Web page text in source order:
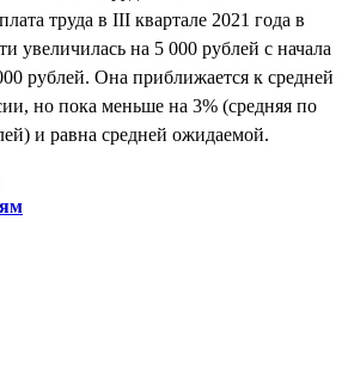
труда в III квартале 2021 года в
увеличилась на 5 000 рублей с начала
рублей. Она приближается к средней
но пока меньше на 3% (средняя по
и равна средней ожидаемой.